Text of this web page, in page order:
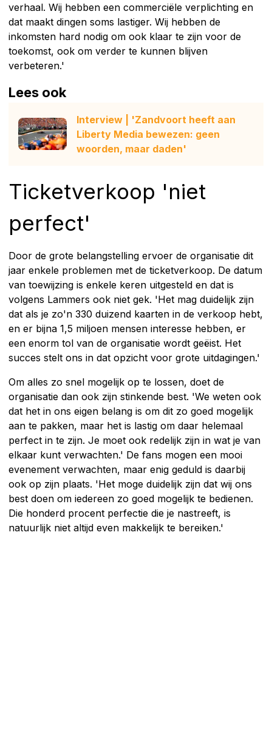
verhaal. Wij hebben een commerciële verplichting en
dat maakt dingen soms lastiger. Wij hebben de
inkomsten hard nodig om ook klaar te zijn voor de
toekomst, ook om verder te kunnen blijven
verbeteren.'
Lees ook
Interview | 'Zandvoort heeft aan
Liberty Media bewezen: geen
woorden, maar daden'
Ticketverkoop 'niet
perfect'
Door de grote belangstelling ervoer de organisatie dit
jaar enkele problemen met de ticketverkoop. De datum
van toewijzing is enkele keren uitgesteld en dat is
volgens Lammers ook niet gek. 'Het mag duidelijk zijn
dat als je zo'n 330 duizend kaarten in de verkoop hebt,
en er bijna 1,5 miljoen mensen interesse hebben, er
een enorm tol van de organisatie wordt geëist. Het
succes stelt ons in dat opzicht voor grote uitdagingen.'
Om alles zo snel mogelijk op te lossen, doet de
organisatie dan ook zijn stinkende best. 'We weten ook
dat het in ons eigen belang is om dit zo goed mogelijk
aan te pakken, maar het is lastig om daar helemaal
perfect in te zijn. Je moet ook redelijk zijn in wat je van
elkaar kunt verwachten.' De fans mogen een mooi
evenement verwachten, maar enig geduld is daarbij
ook op zijn plaats. 'Het moge duidelijk zijn dat wij ons
best doen om iedereen zo goed mogelijk te bedienen.
Die honderd procent perfectie die je nastreeft, is
natuurlijk niet altijd even makkelijk te bereiken.'